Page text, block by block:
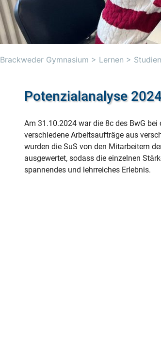
Brackweder Gymnasium > Lernen >
Potenzialanalyse
Am 31.10.2024 war die 8c des BwG
verschiedene Arbeitsaufträge aus
wurden die SuS von den Mitarbeitern
ausgewertet, sodass die einzelnen
spannendes und lehrreiches Erlebnis.